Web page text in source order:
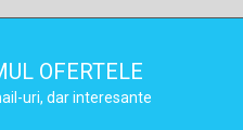
OFERTELE
uri, dar interesante